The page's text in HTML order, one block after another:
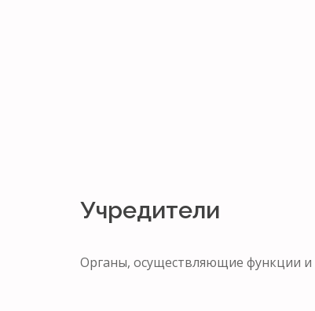
Учредители
Органы, осуществляющие функции